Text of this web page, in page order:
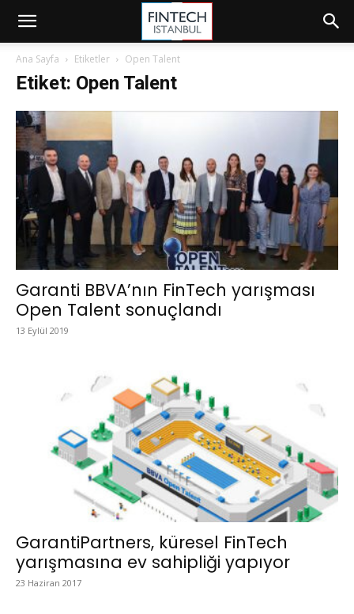
Ana Sayfa Etiketler Open Talent
Etiket: Open Talent
Garanti BBVA’nın FinTech yarışması
Open Talent sonuçlandı
13 Eylül 2019
GarantiPartners, küresel FinTech
yarışmasına ev sahipliği yapıyor
23 Haziran 2017